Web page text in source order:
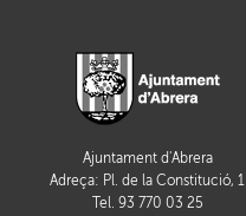
Ajuntament d'Abrera
Adreça: Pl. de la Constitució, 1
Tel. 93 770 03 25